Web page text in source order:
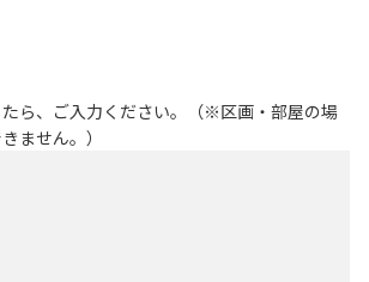
ら、ご入力ください。（※区画・部屋の場
ません。）